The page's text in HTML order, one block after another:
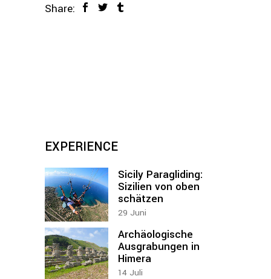
Share:
EXPERIENCE
Sicily Paragliding:
Sizilien von oben
schätzen
29 Juni
Archäologische
Ausgrabungen in
Himera
14 Juli